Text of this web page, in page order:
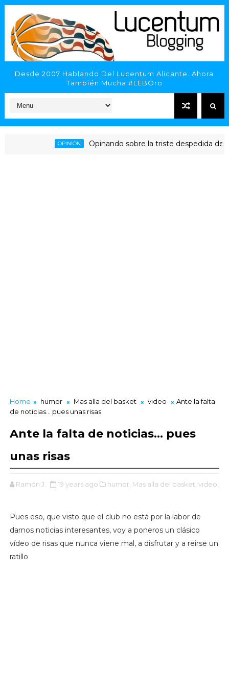
Desde 2007 Hablando Del Lucentum Alicante. Ahora
También Mucha #LEBOro
OPINIÓN Opinando sobre la triste despedida del HLA
Home humor Mas alla del basket video
Ante la falta
de noticias... pues unas risas
Ante la falta de noticias... pues
unas risas
Ramón J. 19 years ago humor, Mas alla del basket, video,
Pues eso, que visto que el club no está por la labor de
darnos noticias interesantes, voy a poneros un clásico
vídeo de risas que nunca viene mal, a disfrutar y a reirse un
ratillo